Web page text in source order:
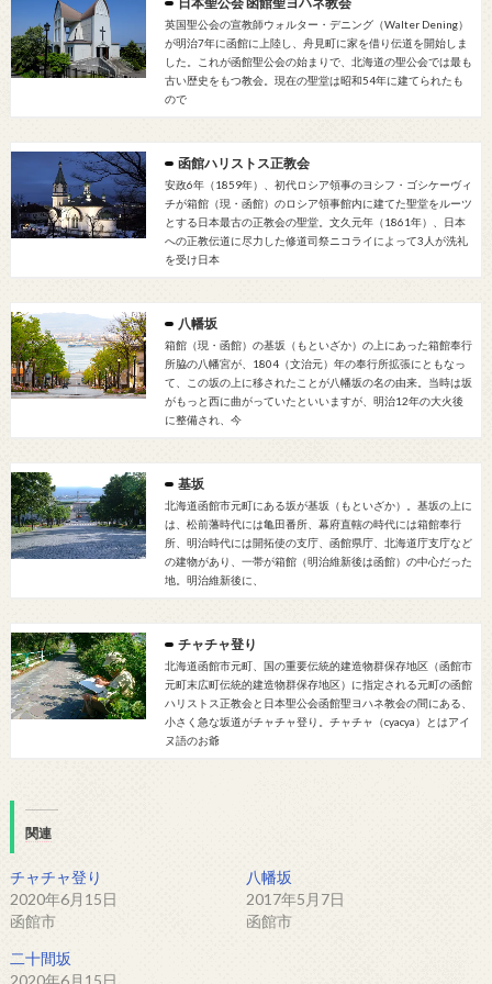
英国聖公会の宣教師ウォルター・デニング（Walter Dening）
が明治7年に函館に上陸し、舟見町に家を借り伝道を開始しま
した。これが函館聖公会の始まりで、北海道の聖公会では最も
古い歴史をもつ教会。現在の聖堂は昭和54年に建てられたも
ので
函館ハリストス正教会
安政6年（1859年）、初代ロシア領事のヨシフ・ゴシケーヴィ
チが箱館（現・函館）のロシア領事館内に建てた聖堂をルーツ
とする日本最古の正教会の聖堂。文久元年（1861年）、日本
への正教伝道に尽力した修道司祭ニコライによって3人が洗礼
を受け日本
八幡坂
箱館（現・函館）の基坂（もといざか）の上にあった箱館奉行
所脇の八幡宮が、1804（文治元）年の奉行所拡張にともなっ
て、この坂の上に移されたことが八幡坂の名の由来。当時は坂
がもっと西に曲がっていたといいますが、明治12年の大火後
に整備され、今
基坂
北海道函館市元町にある坂が基坂（もといざか）。基坂の上に
は、松前藩時代には亀田番所、幕府直轄の時代には箱館奉行
所、明治時代には開拓使の支庁、函館県庁、北海道庁支庁など
の建物があり、一帯が箱館（明治維新後は函館）の中心だった
地。明治維新後に、
チャチャ登り
北海道函館市元町、国の重要伝統的建造物群保存地区（函館市
元町末広町伝統的建造物群保存地区）に指定される元町の函館
ハリストス正教会と日本聖公会函館聖ヨハネ教会の間にある、
小さく急な坂道がチャチャ登り。チャチャ（cyacya）とはアイ
ヌ語のお爺
関連
チャチャ登り
2020年6月15日
函館市
八幡坂
2017年5月7日
函館市
二十間坂
2020年6月15日